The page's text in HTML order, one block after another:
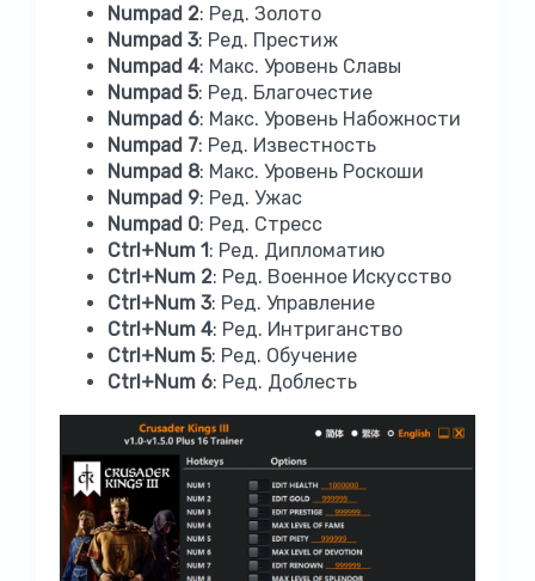
Numpad 2: Ред. Золото
Numpad 3: Ред. Престиж
Numpad 4: Макс. Уровень Славы
Numpad 5: Ред. Благочестие
Numpad 6: Макс. Уровень Набожности
Numpad 7: Ред. Известность
Numpad 8: Макс. Уровень Роскоши
Numpad 9: Ред. Ужас
Numpad 0: Ред. Стресс
Ctrl+Num 1: Ред. Дипломатию
Ctrl+Num 2: Ред. Военное Искусство
Ctrl+Num 3: Ред. Управление
Ctrl+Num 4: Ред. Интриганство
Ctrl+Num 5: Ред. Обучение
Ctrl+Num 6: Ред. Доблесть